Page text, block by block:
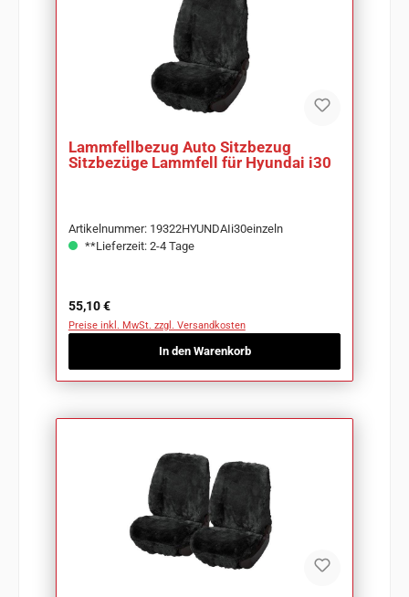
Lammfellbezug Auto Sitzbezug
Sitzbezüge Lammfell für Hyundai i30
Artikelnummer: 19322HYUNDAIi30einzeln
**Lieferzeit: 2-4 Tage
Regulärer Preis:
55,10 €
Preise inkl. MwSt. zzgl. Versandkosten
In den Warenkorb